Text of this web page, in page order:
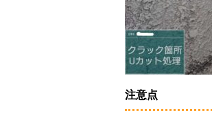
注意点